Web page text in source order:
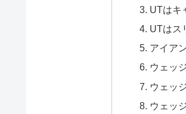
UTはキ
UTはス
アイア
ウェッ
ウェッ
ウェッ